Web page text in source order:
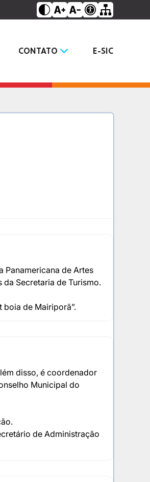
CONTATO E-SIC
Panamericana de Artes
Secretaria de Turismo.
de Mairiporã”.
disso, é coordenador
Municipal do
de Administração